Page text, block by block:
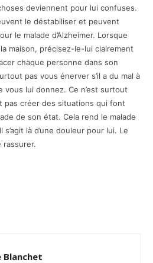
deviennent pour lui confuses.
le déstabiliser et peuvent
le malade d’Alzheimer. Lorsque
maison, précisez-le-lui clairement
chaque personne dans son
pas vous énerver s’il a du mal à
lui donnez. Ce n’est surtout
pas créer des situations qui font
de son état. Cela rend le malade
là d’une douleur pour lui. Le
rassurer.
Blanchet